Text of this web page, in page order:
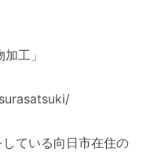
工」
ている向日市在住の